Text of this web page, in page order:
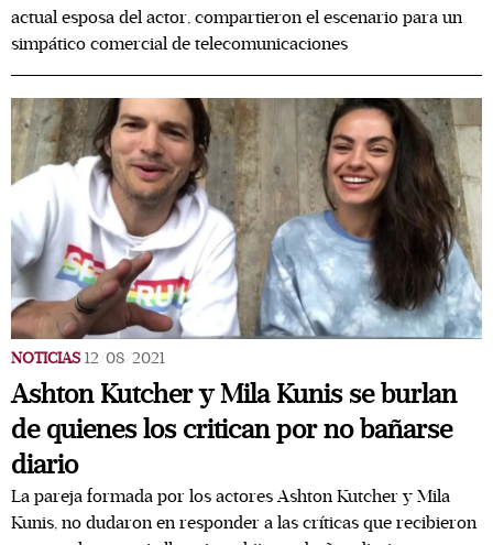
actual esposa del actor, compartieron el escenario para un
simpático comercial de telecomunicaciones
NOTICIAS 12/08/2021
Ashton Kutcher y Mila Kunis se burlan
de quienes los critican por no bañarse
diario
La pareja formada por los actores Ashton Kutcher y Mila
Kunis, no dudaron en responder a las críticas que recibieron